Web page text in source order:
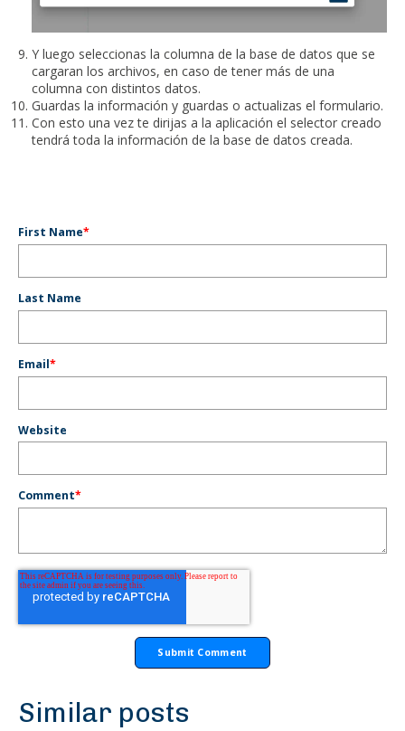
Y luego seleccionas la columna de la base de datos que se
cargaran los archivos, en caso de tener más de una
columna con distintos datos.
Guardas la información y guardas o actualizas el formulario.
Con esto una vez te dirijas a la aplicación el selector creado
tendrá toda la información de la base de datos creada.
First Name*
Last Name
Email*
Website
Comment*
Similar posts